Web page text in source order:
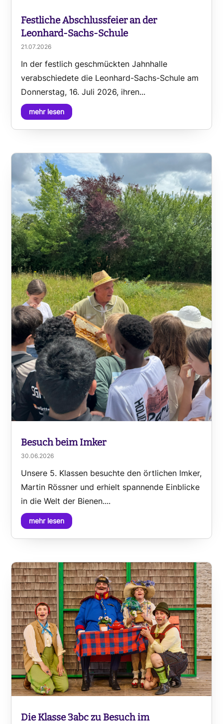
Festliche Abschlussfeier an der
Leonhard-Sachs-Schule
21.07.2026
In der festlich geschmückten Jahnhalle
verabschiedete die Leonhard-Sachs-Schule am
Donnerstag, 16. Juli 2026, ihren...
mehr lesen
Besuch beim Imker
30.06.2026
Unsere 5. Klassen besuchte den örtlichen Imker,
Martin Rössner und erhielt spannende Einblicke
in die Welt der Bienen....
mehr lesen
Die Klasse 3abc zu Besuch im